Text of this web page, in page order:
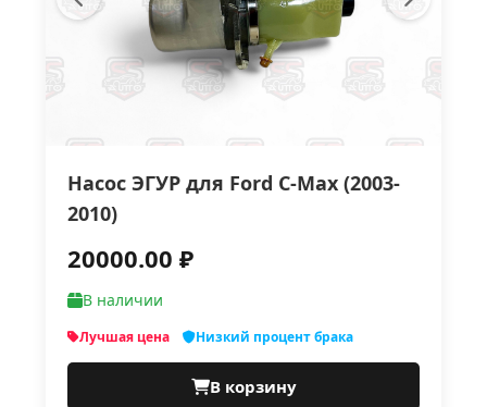
Насос ЭГУР для Ford C-Max (2003-
2010)
20000.00 ₽
В наличии
Лучшая цена Низкий процент брака
В корзину